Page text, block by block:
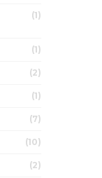
(1)
(1)
(2)
(1)
(7)
(10)
(2)